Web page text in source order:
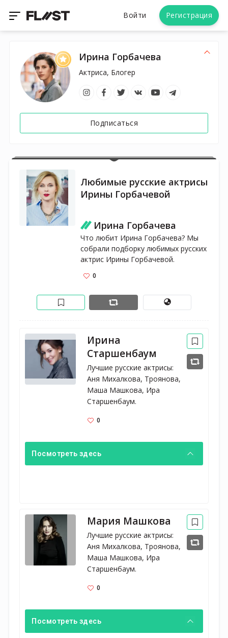
Войти Регистрация
Ирина Горбачева
Актриса, Блогер
Подписаться
Любимые русские актрисы
Ирины Горбачевой
Ирина Горбачева
Что любит Ирина Горбачева? Мы
собрали подборку любимых русских
актрис Ирины Горбачевой.
0
Ирина
Старшенбаум
Лучшие русские актрисы:
Аня Михалкова, Троянова,
Маша Машкова, Ира
Старшенбаум.
0
Посмотреть здесь
Мария Машкова
Лучшие русские актрисы:
Аня Михалкова, Троянова,
Маша Машкова, Ира
Старшенбаум.
0
Посмотреть здесь